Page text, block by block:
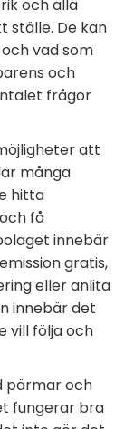
och alla
ställe. De kan
vad som
och
frågor
att
många
hitta
få
innebär
gratis,
eller anlita
innebär det
vill följa och
pärmar och
fungerar bra